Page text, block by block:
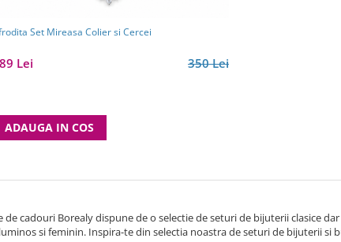
Set Mireasa Colier si Cercei
350 Lei
Lei
ADAUGA IN COS
de cadouri Borealy dispune de o selectie de seturi de bijuterii clasice
si feminin. Inspira-te din selectia noastra de seturi de bijuterii